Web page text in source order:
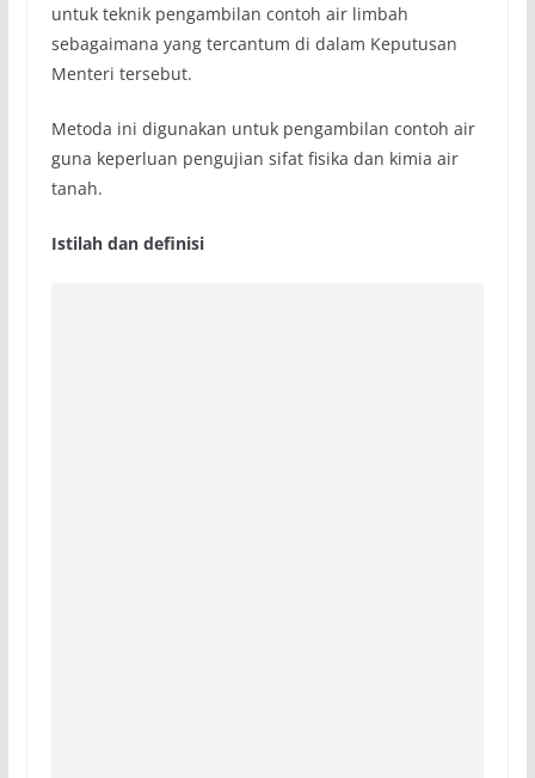
untuk teknik pengambilan contoh air limbah
sebagaimana yang tercantum di dalam Keputusan
Menteri tersebut.
Metoda ini digunakan untuk pengambilan contoh air
guna keperluan pengujian sifat fisika dan kimia air
tanah.
Istilah dan definisi